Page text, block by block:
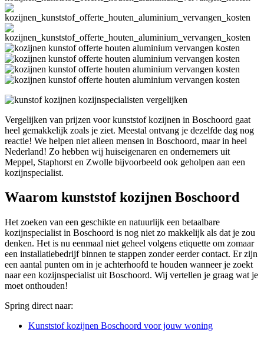
Vergelijken van prijzen voor kunststof kozijnen in Boschoord gaat
heel gemakkelijk zoals je ziet. Meestal ontvang je dezelfde dag nog
reactie! We helpen niet alleen mensen in Boschoord, maar in heel
Nederland! Zo hebben wij huiseigenaren en ondernemers uit
Meppel, Staphorst en Zwolle bijvoorbeeld ook geholpen aan een
kozijnspecialist.
Waarom kunststof kozijnen Boschoord
Het zoeken van een geschikte en natuurlijk een betaalbare
kozijnspecialist in Boschoord is nog niet zo makkelijk als dat je zou
denken. Het is nu eenmaal niet geheel volgens etiquette om zomaar
een installatiebedrijf binnen te stappen zonder eerder contact. Er zijn
een aantal punten om in je achterhoofd te houden wanneer je zoekt
naar een kozijnspecialist uit Boschoord. Wij vertellen je graag wat je
moet onthouden!
Spring direct naar:
Kunststof kozijnen Boschoord voor jouw woning